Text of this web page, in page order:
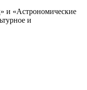
и «Астрономические
и